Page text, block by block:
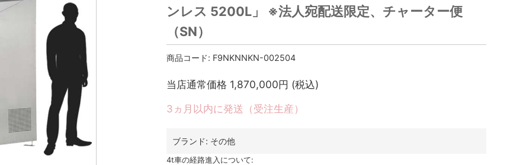
ンレス 5200L」 ※法人宛配送限定、チャーター便
（SN）
商品コード: F9NKNNKN-002504
当店通常価格 1,870,000円 (税込)
3ヵ月以内に発送（受注生産）
ブランド: その他
4t車の経路進入について: